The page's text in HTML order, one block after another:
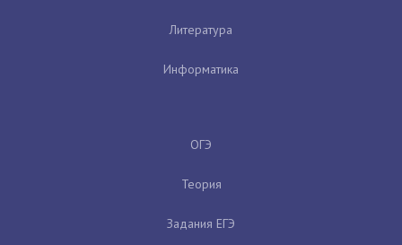
Литература
Информатика
ОГЭ
Теория
Задания ЕГЭ